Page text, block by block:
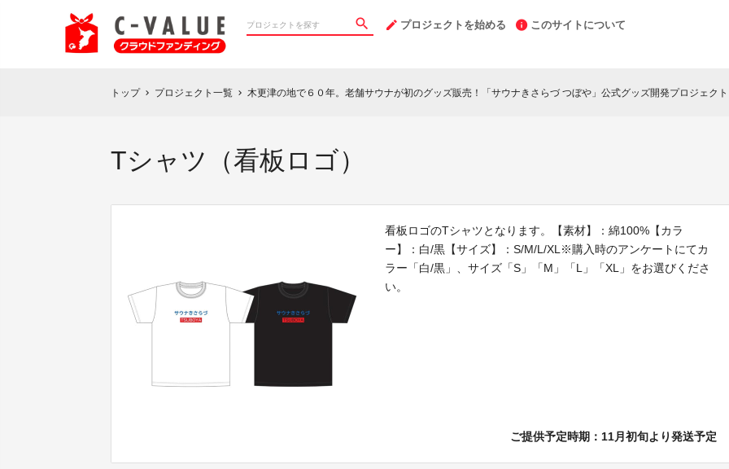
プロジェクトを始める このサイトについて
トップ chevron_right プロジェクト一覧 chevron_right 木更津の地で６０年。老舗サウナが初のグッズ販売！「サウナきさらづ つぼや」公式グッズ開発プロジェクト
Tシャツ（看板ロゴ）
看板ロゴのTシャツとなります。【素材】：綿100%【カラ
ー】：白/黒【サイズ】：S/M/L/XL※購入時のアンケートにてカ
ラー「白/黒」、サイズ「S」「M」「L」「XL」をお選びくださ
い。
ご提供予定時期：11月初旬より発送予定